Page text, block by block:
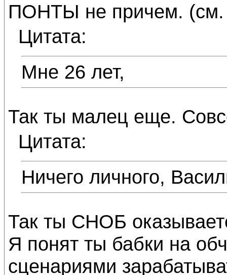
ПОНТЫ не причем. (см.
Цитата:
Мне 26 лет,
Так ты малец еще.
Цитата:
Ничего личного,
Так ты СНОБ
Я понят ты бабки на
сценариями